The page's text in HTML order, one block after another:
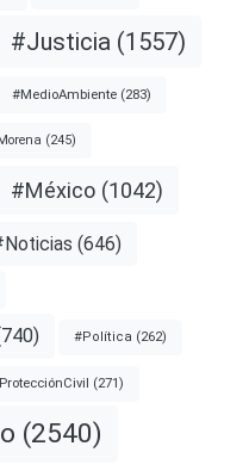
#Justicia (1557)
#MedioAmbiente(283)
(245)
#México(1042)
(646)
#Política (262)
(271)
(2540)